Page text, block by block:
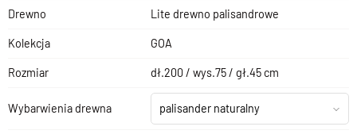
Drewno Lite drewno palisandrowe
Kolekcja GOA
Rozmiar dł.200 / wys.75 / gł.45 cm
Wybarwienia drewna palisander naturalny